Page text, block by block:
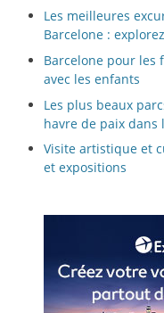
Les meilleures
Barcelone :
Barcelone pour les
avec les enfants
Les plus beaux
havre de paix dans
Visite artistique et
et expositions